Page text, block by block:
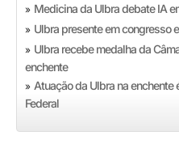
» Medicina da Ulbra debate IA
» Ulbra presente em congresso
» Ulbra recebe medalha da
enchente
» Atuação da Ulbra na enchente
Federal